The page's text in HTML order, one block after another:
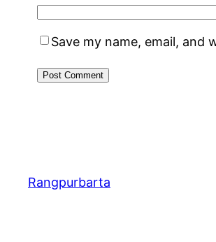
Save my name, email,
Rangpurbarta